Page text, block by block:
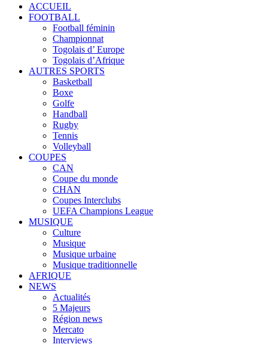
ACCUEIL
FOOTBALL
Football féminin
Championnat
Togolais d’ Europe
Togolais d’Afrique
AUTRES SPORTS
Basketball
Boxe
Golfe
Handball
Rugby
Tennis
Volleyball
COUPES
CAN
Coupe du monde
CHAN
Coupes Interclubs
UEFA Champions League
MUSIQUE
Culture
Musique
Musique urbaine
Musique traditionnelle
AFRIQUE
NEWS
Actualités
5 Majeurs
Région news
Mercato
Interviews